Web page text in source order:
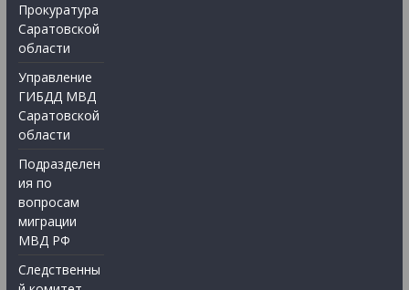
Прокуратура
Саратовской
области
Управление
ГИБДД МВД
Саратовской
области
Подразделен
ия по
вопросам
миграции
МВД РФ
Следственны